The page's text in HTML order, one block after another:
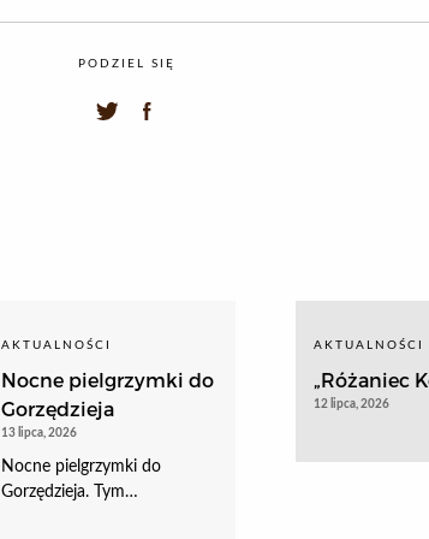
PODZIEL SIĘ
AKTUALNOŚCI
Nocne pielgrzymki do
Gorzędzieja
13 lipca, 2026
Nocne pielgrzymki do
Gorzędzieja. Tym…
AKTUALNOŚCI
„Różaniec
12 lipca, 2026